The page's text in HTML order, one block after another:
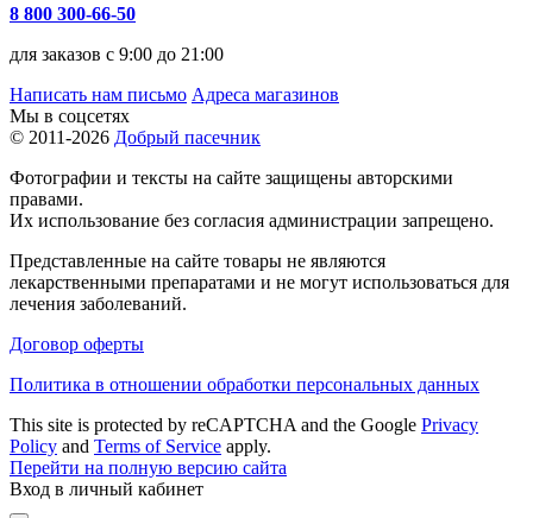
8 800 300-66-50
для заказов с 9:00 до 21:00
Написать нам письмо Адреса магазинов
Мы в соцсетях
© 2011-2026 Добрый пасечник
Фотографии и тексты на сайте защищены авторскими
правами.
Их использование без согласия администрации запрещено.
Представленные на сайте товары не являются
лекарственными препаратами и не могут использоваться для
лечения заболеваний.
Договор оферты
Политика в отношении обработки персональных данных
This site is protected by reCAPTCHA and the Google Privacy
Policy and Terms of Service apply.
Перейти на полную версию сайта
Вход в личный кабинет